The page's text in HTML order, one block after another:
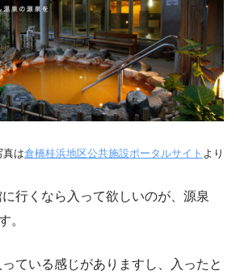
真は倉橋桂浜地区公共施設ポータルサイト より
行くなら入って欲しいのが、源泉
。
ている感じがありますし、入ったと